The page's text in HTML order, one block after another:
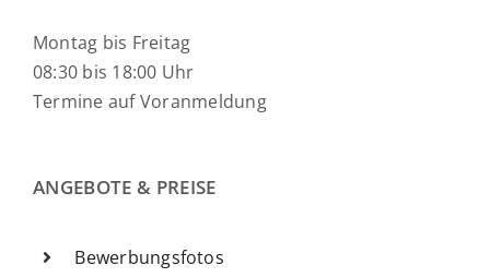
Montag bis Freitag
08:30 bis 18:00 Uhr
Termine auf Voranmeldung
ANGEBOTE & PREISE
Bewerbungsfotos